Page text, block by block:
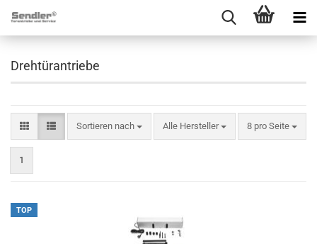
Drehtürantriebe
Sortieren nach
Sortieren nach Alle Hersteller 8 pro Seite
pro Seite
1
TOP